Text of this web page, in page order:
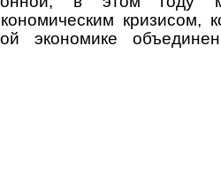
кризисом,
экономике